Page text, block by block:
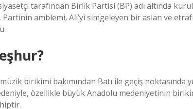
tarafından Birlik Partisi (BP) adı altında
amblemi, Ali’yi simgeleyen bir aslan ve
birikimi bakımından Batı ile geçiş noktasında
özellikle büyük Anadolu medeniyetinin